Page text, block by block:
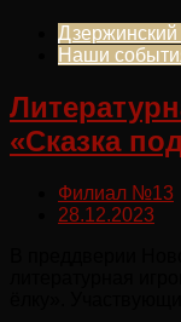
Дзержинский
Наши
«Сказка
Филиал №13
28.12.2023